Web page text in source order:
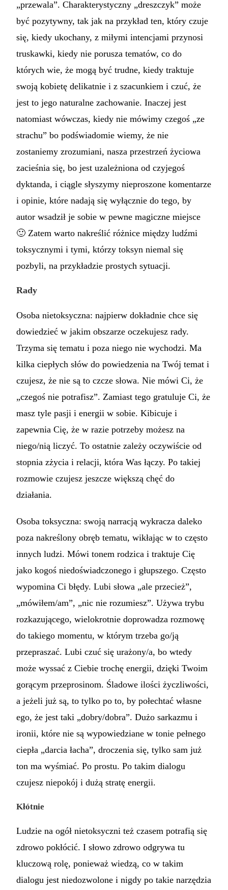
„przewala”. Charakterystyczny „dreszczyk” może
być pozytywny, tak jak na przykład ten, który czuje
się, kiedy ukochany, z miłymi intencjami przynosi
truskawki, kiedy nie porusza tematów, co do
których wie, że mogą być trudne, kiedy traktuje
swoją kobietę delikatnie i z szacunkiem i czuć, że
jest to jego naturalne zachowanie. Inaczej jest
natomiast wówczas, kiedy nie mówimy czegoś „ze
strachu” bo podświadomie wiemy, że nie
zostaniemy zrozumiani, nasza przestrzeń życiowa
zacieśnia się, bo jest uzależniona od czyjegoś
dyktanda, i ciągle słyszymy nieproszone komentarze
i opinie, które nadają się wyłącznie do tego, by
autor wsadził je sobie w pewne magiczne miejsce
🙂 Zatem warto nakreślić różnice między ludźmi
toksycznymi i tymi, którzy toksyn niemal się
pozbyli, na przykładzie prostych sytuacji.
Rady
Osoba nietoksyczna: najpierw dokładnie chce się
dowiedzieć w jakim obszarze oczekujesz rady.
Trzyma się tematu i poza niego nie wychodzi. Ma
kilka ciepłych słów do powiedzenia na Twój temat i
czujesz, że nie są to czcze słowa. Nie mówi Ci, że
„czegoś nie potrafisz”. Zamiast tego gratuluje Ci, że
masz tyle pasji i energii w sobie. Kibicuje i
zapewnia Cię, że w razie potrzeby możesz na
niego/nią liczyć. To ostatnie zależy oczywiście od
stopnia zżycia i relacji, która Was łączy. Po takiej
rozmowie czujesz jeszcze większą chęć do
działania.
Osoba toksyczna: swoją narracją wykracza daleko
poza nakreślony obręb tematu, wikłając w to często
innych ludzi. Mówi tonem rodzica i traktuje Cię
jako kogoś niedoświadczonego i głupszego. Często
wypomina Ci błędy. Lubi słowa „ale przecież”,
„mówiłem/am”, „nic nie rozumiesz”. Używa trybu
rozkazującego, wielokrotnie doprowadza rozmowę
do takiego momentu, w którym trzeba go/ją
przepraszać. Lubi czuć się urażony/a, bo wtedy
może wyssać z Ciebie trochę energii, dzięki Twoim
gorącym przeprosinom. Śladowe ilości życzliwości,
a jeżeli już są, to tylko po to, by połechtać własne
ego, że jest taki „dobry/dobra”. Dużo sarkazmu i
ironii, które nie są wypowiedziane w tonie pełnego
ciepła „darcia łacha”, droczenia się, tylko sam już
ton ma wyśmiać. Po prostu. Po takim dialogu
czujesz niepokój i dużą stratę energii.
Kłótnie
Ludzie na ogół nietoksyczni też czasem potrafią się
zdrowo pokłócić. I słowo zdrowo odgrywa tu
kluczową rolę, ponieważ wiedzą, co w takim
dialogu jest niedozwolone i nigdy po takie narzędzia